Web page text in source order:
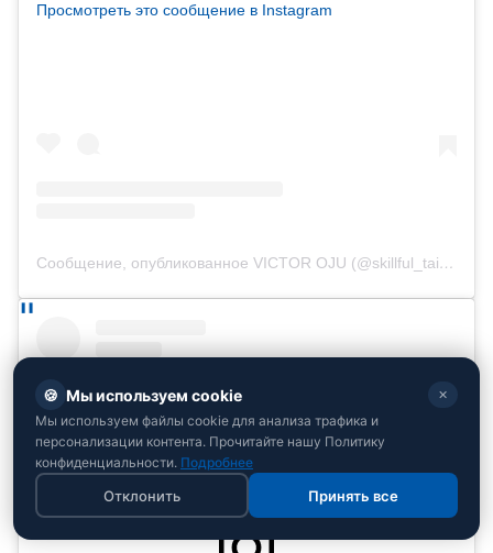
Просмотреть это сообщение в Instagram
Сообщение, опубликованное VICTOR OJU (@skillful_tailor)
🍪 Мы используем cookie ✕
Мы используем файлы cookie для анализа трафика и
персонализации контента. Прочитайте нашу Политику
конфиденциальности. Подробнее
Отклонить Принять все